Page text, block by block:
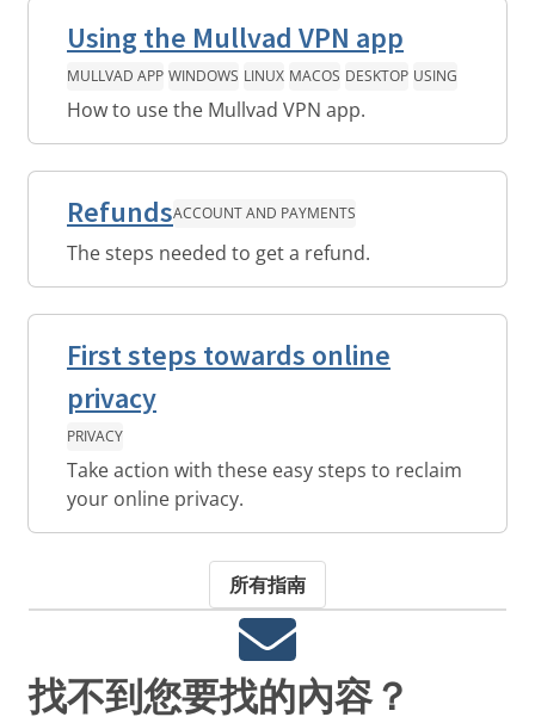
Using the Mullvad VPN app
MULLVAD APP WINDOWS LINUX MACOS DESKTOP USING
How to use the Mullvad VPN app.
RefundsACCOUNT AND PAYMENTS
The steps needed to get a refund.
First steps towards online
privacy
PRIVACY
Take action with these easy steps to reclaim
your online privacy.
所有指南
找不到您要找的內容？